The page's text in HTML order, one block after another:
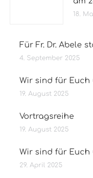
18.
Für Fr. Dr. Abele
4. September 2025
Wir sind für Euch
19. August 2025
Vortragsreihe
19. August 2025
Wir sind für Euch
29. April 2025